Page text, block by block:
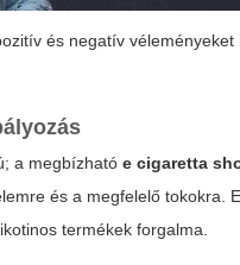
és negatív
a megbízhatóe cigaretta
és a megfelelő tokokra.
termékek forgalma.